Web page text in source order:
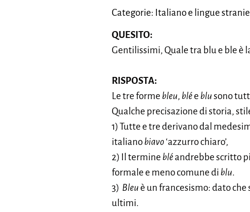
Categorie: Italiano e lingue
QUESITO:
Gentilissimi, Quale tra blu e ble è
RISPOSTA:
Le tre forme bleu, blée blusono
Qualche precisazione di storia,
1) Tutte e tre derivano dal
italianobiavo‘azzurro chiaro’,
2) Il termine bléandrebbe scritto
formale e meno comune di blu.
3) Bleuè un francesismo: dato che
ultimi.